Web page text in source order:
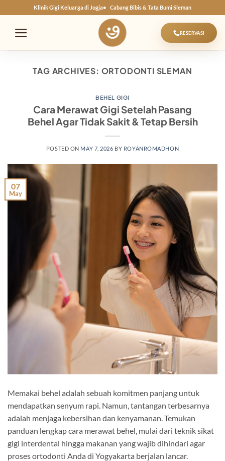
to
content
Klinik Gigi Keluarga di Jogja Cabang Bibis & Tata Bumi Sleman
RESERVASI
TAG ARCHIVES: ORTODONTI SLEMAN
BEHEL GIGI
Cara Merawat Gigi Setelah Pasang
Behel Agar Tidak Sakit & Tetap Bersih
POSTED ON MAY 7, 2026 BY ROYANROMADHON
07
May
Memakai behel adalah sebuah komitmen panjang untuk
mendapatkan senyum rapi. Namun, tantangan terbesarnya
adalah menjaga kebersihan dan kenyamanan. Temukan
panduan lengkap cara merawat behel, mulai dari teknik sikat
gigi interdental hingga makanan yang wajib dihindari agar
proses ortodonti Anda di Yogyakarta berjalan lancar.